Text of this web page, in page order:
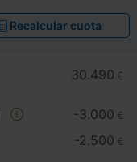
Recalcular cuota
30.490 €
-3.000 €
-2.500 €